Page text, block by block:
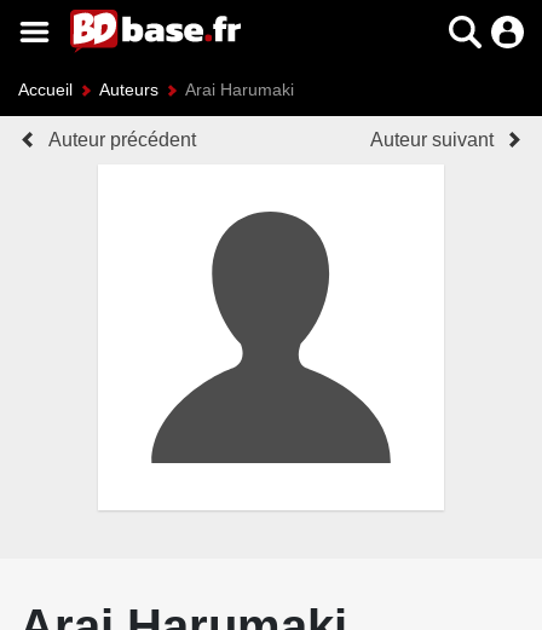
Accueil Auteurs Arai Harumaki
Auteur précédent Auteur suivant